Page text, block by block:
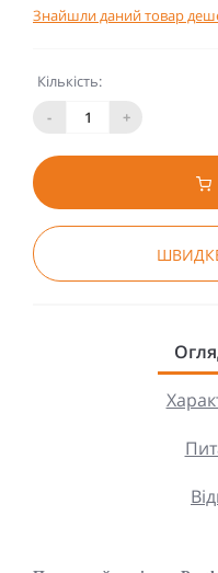
Знайшли даний товар
Кількість:
-
+